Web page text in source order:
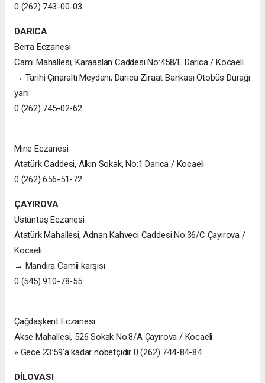
0 (262) 743-00-03
DARICA
Berra Eczanesi
Cami Mahallesi, Karaaslan Caddesi No:458/E Darıca / Kocaeli
→ Tarihi Çınaraltı Meydanı, Darıca Ziraat Bankası Otobüs Durağı
yanı
0 (262) 745-02-62
Mine Eczanesi
Atatürk Caddesi, Alkın Sokak, No:1 Darıca / Kocaeli
0 (262) 656-51-72
ÇAYIROVA
Üstüntaş Eczanesi
Atatürk Mahallesi, Adnan Kahveci Caddesi No:36/C Çayırova /
Kocaeli
→ Mandıra Camii karşısı
0 (545) 910-78-55
Çağdaşkent Eczanesi
Akse Mahallesi, 526 Sokak No:8/A Çayırova / Kocaeli
» Gece 23:59'a kadar nöbetçidir 0 (262) 744-84-84
DİLOVASI